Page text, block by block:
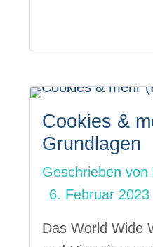
Cookies &
Grundlagen
Geschrieben von
6. Februar 2023
Das World Wide